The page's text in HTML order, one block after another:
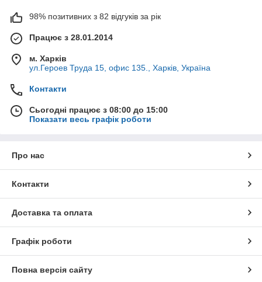
98% позитивних з 82 відгуків за рік
Працює з 28.01.2014
м. Харків
ул.Героев Труда 15, офис 135., Харків, Україна
Контакти
Сьогодні працює з 08:00 до 15:00
Показати весь графік роботи
Про нас
Контакти
Доставка та оплата
Графік роботи
Повна версія сайту